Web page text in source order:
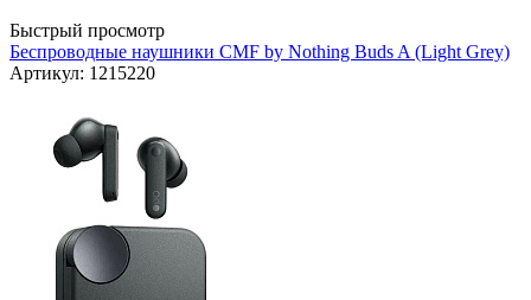
Быстрый просмотр
Беспроводные наушники CMF by Nothing Buds A (Light Grey)
Артикул: 1215220